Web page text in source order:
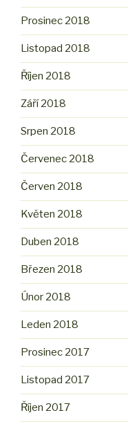
Prosinec 2018
Listopad 2018
Říjen 2018
Září 2018
Srpen 2018
Červenec 2018
Červen 2018
Květen 2018
Duben 2018
Březen 2018
Únor 2018
Leden 2018
Prosinec 2017
Listopad 2017
Říjen 2017